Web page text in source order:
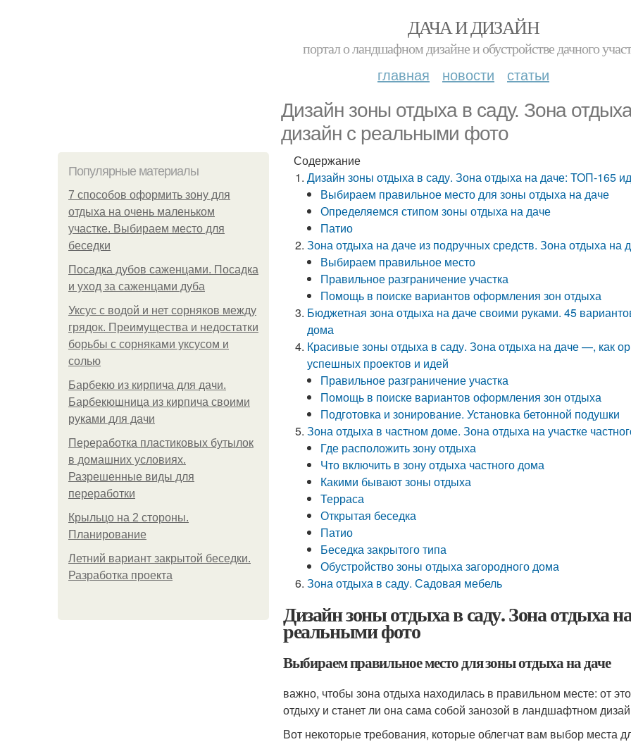
ДАЧА И ДИЗАЙН
портал о ландшафном дизайне и обустройстве дачного
главная новости статьи
Дизайн зоны отдыха в саду. Зона
дизайн с реальными фото
Популярные материалы
7 способов оформить зону для
отдыха на очень маленьком
участке. Выбираем место для
беседки
Посадка дубов саженцами. Посадка
и уход за саженцами дуба
Уксус с водой и нет сорняков между
грядок. Преимущества и недостатки
борьбы с сорняками уксусом и
солью
Барбекю из кирпича для дачи.
Барбекюшница из кирпича своими
руками для дачи
Переработка пластиковых бутылок
в домашних условиях.
Разрешенные виды для
переработки
Крыльцо на 2 стороны.
Планирование
Летний вариант закрытой беседки.
Разработка проекта
Содержание
Дизайн зоны отдыха в саду. Зона отдыха на даче: ТОП-165
Выбираем правильное место для зоны отдыха на даче
Определяемся стипом зоны отдыха на даче
Патио
Зона отдыха на даче из подручных средств. Зона отдыха
Выбираем правильное место
Правильное разграничение участка
Помощь в поиске вариантов оформления зон отдыха
Бюджетная зона отдыха на даче своими руками. 45
дома
Красивые зоны отдыха в саду. Зона отдыха на даче —, как
успешных проектов и идей
Правильное разграничение участка
Помощь в поиске вариантов оформления зон отдыха
Подготовка и зонирование. Установка бетонной подушки
Зона отдыха в частном доме. Зона отдыха на участке
Где расположить зону отдыха
Что включить в зону отдыха частного дома
Какими бывают зоны отдыха
Терраса
Открытая беседка
Патио
Беседка закрытого типа
Обустройство зоны отдыха загородного дома
Зона отдыха в саду. Садовая мебель
Дизайн зоны отдыха в саду. Зона отдыха
реальными фото
Выбираем правильное место для зоны отдыха на даче
важно, чтобы зона отдыха находилась в правильном месте: от
отдыху и станет ли она сама собой занозой в ландшафтном
Вот некоторые требования, которые облегчат вам выбор места